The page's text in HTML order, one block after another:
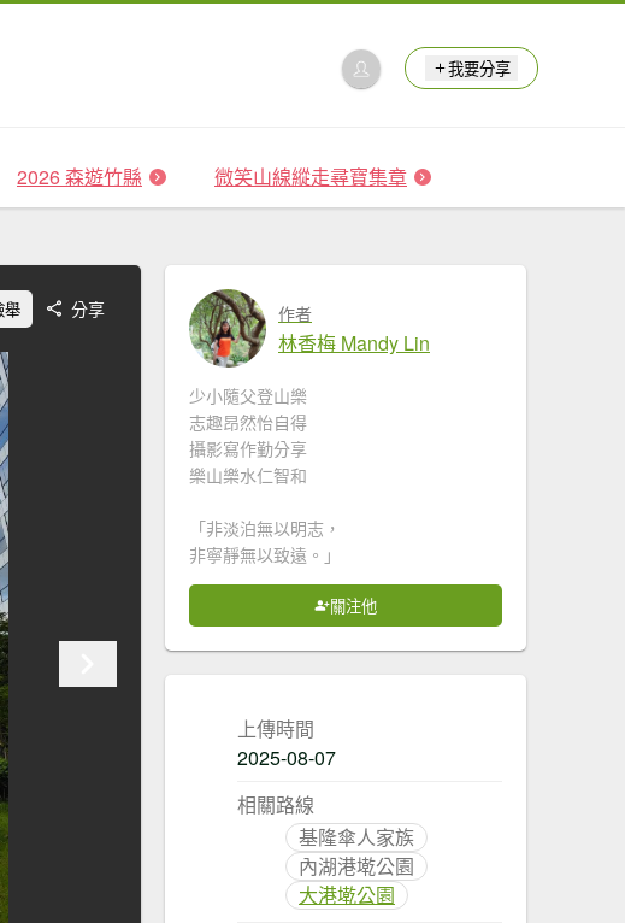
我要分享
2026 森遊竹縣 微笑山線縱走尋寶集章
舉 分享 作者
林香梅 Mandy Lin
少小隨父登山樂
志趣昂然怡自得
攝影寫作勤分享
樂山樂水仁智和
「非淡泊無以明志，
非寧靜無以致遠。」
關注他
上傳時間
2025-08-07
相關路線
基隆傘人家族
內湖港墘公園
大港墘公園